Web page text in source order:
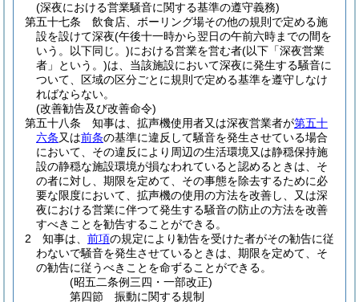
(深夜における営業騒音に関する基準の遵守義務)
第五十七条
飲食店、ボーリング場その他の規則で定める施
設を設けて深夜(午後十一時から翌日の午前六時までの間を
いう。以下同じ。)における営業を営む者(以下「深夜営業
者」という。)は、当該施設において深夜に発生する騒音に
ついて、区域の区分ごとに規則で定める基準を遵守しなけ
ればならない。
(改善勧告及び改善命令)
第五十八条
知事は、拡声機使用者又は深夜営業者が第五十
六条又は前条の基準に違反して騒音を発生させている場合
において、その違反により周辺の生活環境又は静穏保持施
設の静穏な施設環境が損なわれていると認めるときは、そ
の者に対し、期限を定めて、その事態を除去するために必
要な限度において、拡声機の使用の方法を改善し、又は深
夜における営業に伴つて発生する騒音の防止の方法を改善
すべきことを勧告することができる。
2
知事は、 前項の規定により勧告を受けた者がその勧告に従
わないで騒音を発生させているときは、期限を定めて、そ
の勧告に従うべきことを命ずることができる。
(昭五二条例三四・一部改正)
第四節
振動に関する規制